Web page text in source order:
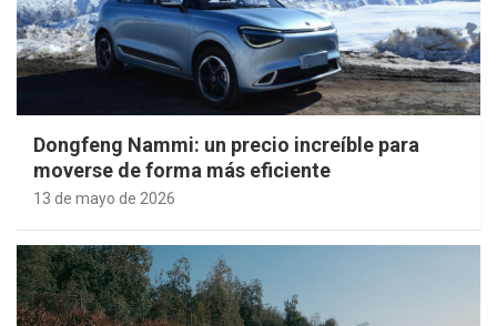
Dongfeng Nammi: un precio increíble para
moverse de forma más eficiente
13 de mayo de 2026